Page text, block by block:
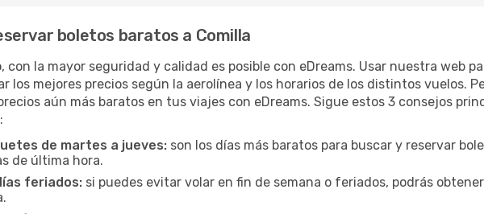
boletos baratos a Comilla
con la mayor seguridad y calidad es posible con eDreams. Usar nuestra web
los mejores precios según la aerolínea y los horarios de los distintos vuelos.
aún más baratos en tus viajes con eDreams. Sigue estos 3 consejos
:
de martes a jueves: son los días más baratos para buscar y reservar
de última hora.
feriados: si puedes evitar volar en fin de semana o feriados, podrás